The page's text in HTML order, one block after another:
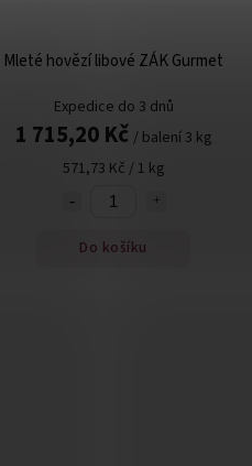
Mleté hovězí libové ZÁK Gurmet
Expedice do 3 dnů
1 715,20 Kč / balení 3 kg
571,73 Kč / 1 kg
Do košíku